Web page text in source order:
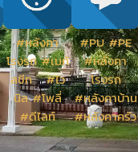
#หลังคา
โรงรถ #เมทั
ลชีท #ไว
นิล #โพลี่
#ดีไลท์
#PU #PE
#หลังคา
โรงรถ
#หลังคาบ้าน
#หลังคาครัว